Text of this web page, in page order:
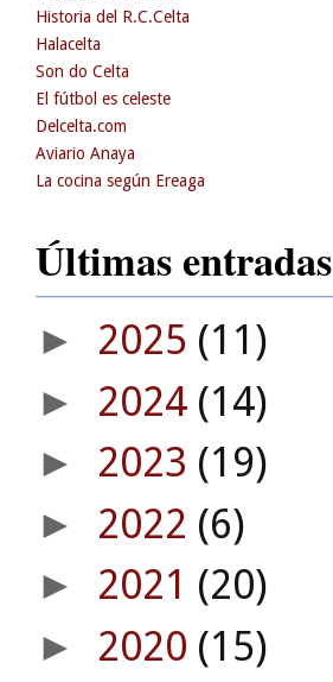
Historia del R.C.Celta
Halacelta
Son do Celta
El fútbol es celeste
Delcelta.com
Aviario Anaya
La cocina según Ereaga
Últimas entradas
► 2025 (11)
► 2024 (14)
► 2023 (19)
► 2022 (6)
► 2021 (20)
► 2020 (15)